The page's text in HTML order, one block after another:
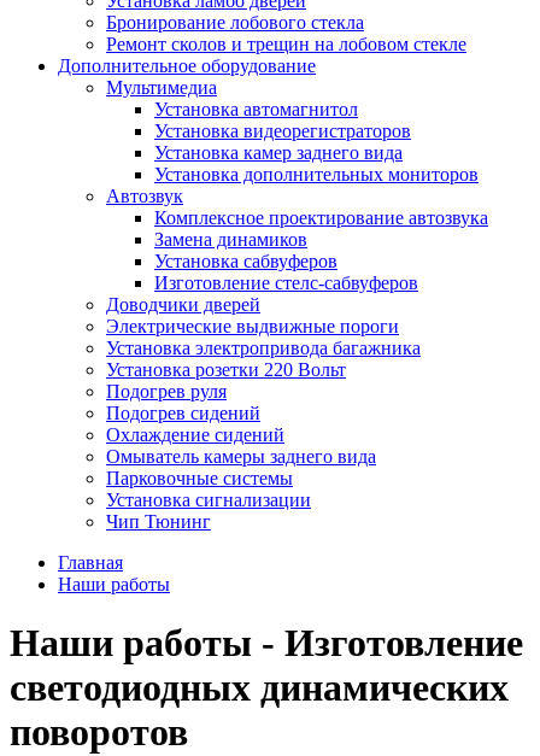
Бронирование лобового стекла
Ремонт сколов и трещин на лобовом стекле
Дополнительное оборудование
Мультимедиа
Установка автомагнитол
Установка видеорегистраторов
Установка камер заднего вида
Установка дополнительных мониторов
Автозвук
Комплексное проектирование автозвука
Замена динамиков
Установка сабвуферов
Изготовление стелс-сабвуферов
Доводчики дверей
Электрические выдвижные пороги
Установка электропривода багажника
Установка розетки 220 Вольт
Подогрев руля
Подогрев сидений
Охлаждение сидений
Омыватель камеры заднего вида
Парковочные системы
Установка сигнализации
Чип Тюнинг
Главная
Наши работы
Наши работы - Изготовление
светодиодных динамических
поворотов